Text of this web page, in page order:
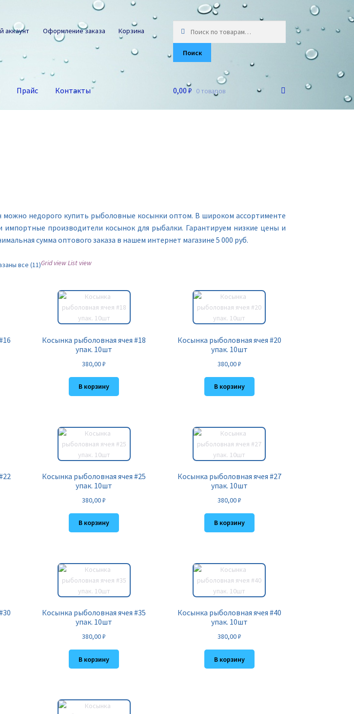
аккаунт Оформление заказа Корзина
Поиск
Прайс Контакты 0,00 ₽ 0 товаров
можно недорого купить рыболовные косынки оптом. В широком ассортименте
импортные производители косынок для рыбалки. Гарантируем низкие цены и
сумма оптового заказа в нашем интернет магазине 5 000 руб.
все (11)Grid viewList view
Косынка рыболовная ячея #18
упак. 10шт
380,00₽
В корзину
Косынка рыболовная ячея #20
упак. 10шт
380,00₽
В корзину
Косынка рыболовная ячея #25
упак. 10шт
380,00₽
В корзину
Косынка рыболовная ячея #27
упак. 10шт
380,00₽
В корзину
Косынка рыболовная ячея #35
упак. 10шт
380,00₽
В корзину
Косынка рыболовная ячея #40
упак. 10шт
380,00₽
В корзину